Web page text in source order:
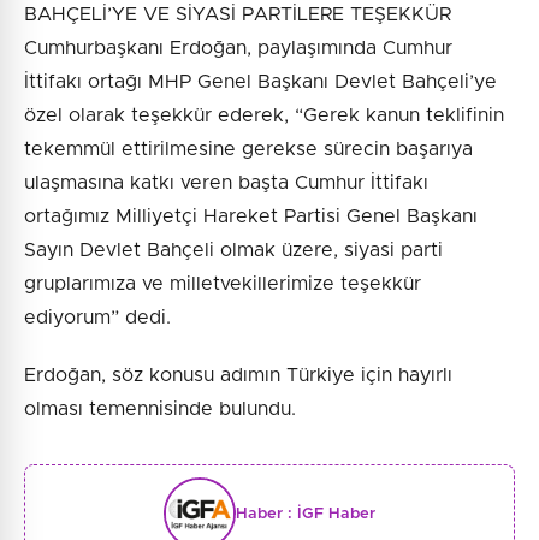
BAHÇELİ’YE VE SİYASİ PARTİLERE TEŞEKKÜR
Cumhurbaşkanı Erdoğan, paylaşımında Cumhur
İttifakı ortağı MHP Genel Başkanı Devlet Bahçeli’ye
özel olarak teşekkür ederek, “Gerek kanun teklifinin
tekemmül ettirilmesine gerekse sürecin başarıya
ulaşmasına katkı veren başta Cumhur İttifakı
ortağımız Milliyetçi Hareket Partisi Genel Başkanı
Sayın Devlet Bahçeli olmak üzere, siyasi parti
gruplarımıza ve milletvekillerimize teşekkür
ediyorum” dedi.
Erdoğan, söz konusu adımın Türkiye için hayırlı
olması temennisinde bulundu.
Haber : İGF Haber